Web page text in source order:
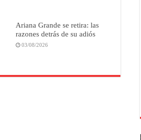
Ariana Grande se retira: las
razones detrás de su adiós
03/08/2026